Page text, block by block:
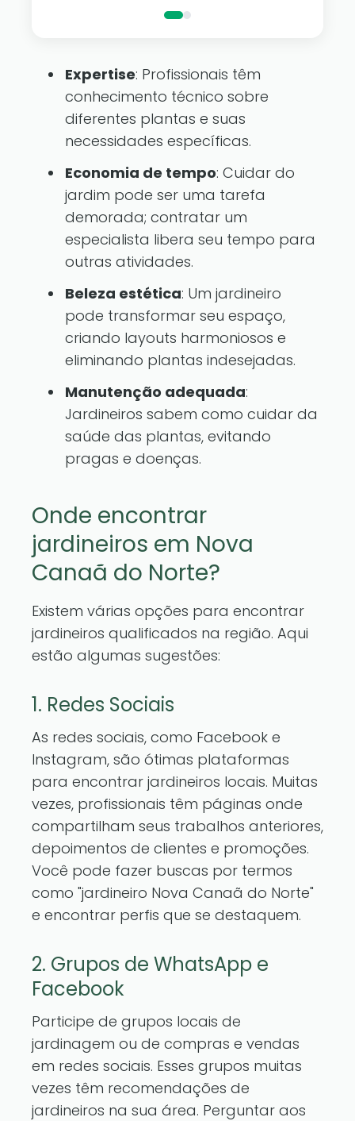
Expertise: Profissionais têm
conhecimento técnico sobre
diferentes plantas e suas
necessidades específicas.
Economia de tempo: Cuidar do
jardim pode ser uma tarefa
demorada; contratar um
especialista libera seu tempo para
outras atividades.
Beleza estética: Um jardineiro
pode transformar seu espaço,
criando layouts harmoniosos e
eliminando plantas indesejadas.
Manutenção adequada:
Jardineiros sabem como cuidar da
saúde das plantas, evitando
pragas e doenças.
Onde encontrar
jardineiros em Nova
Canaã do Norte?
Existem várias opções para encontrar
jardineiros qualificados na região. Aqui
estão algumas sugestões:
1. Redes Sociais
As redes sociais, como Facebook e
Instagram, são ótimas plataformas
para encontrar jardineiros locais. Muitas
vezes, profissionais têm páginas onde
compartilham seus trabalhos anteriores,
depoimentos de clientes e promoções.
Você pode fazer buscas por termos
como "jardineiro Nova Canaã do Norte"
e encontrar perfis que se destaquem.
2. Grupos de WhatsApp e
Facebook
Participe de grupos locais de
jardinagem ou de compras e vendas
em redes sociais. Esses grupos muitas
vezes têm recomendações de
jardineiros na sua área. Perguntar aos